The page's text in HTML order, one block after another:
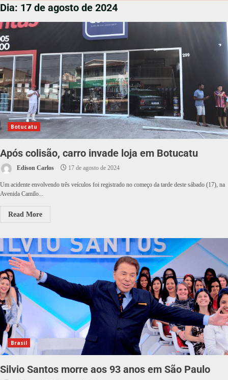
Dia: 17 de agosto de 2024
Botucatu
Após colisão, carro invade loja em Botucatu
Edison Carlos 17 de agosto de 2024
Um acidente envolvendo três veículos foi registrado no começo da tarde deste sábado (17), na
Avenida Camilo...
Read More
Brasil
Silvio Santos morre aos 93 anos em São Paulo